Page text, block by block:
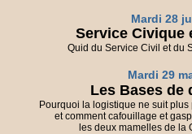
Mardi 28
Service Civique
Quid du Service Civil et du
Mardi 29
Les Bases de
Pourquoi la logistique ne suit
et comment cafouillage et
les deux mamelles de la